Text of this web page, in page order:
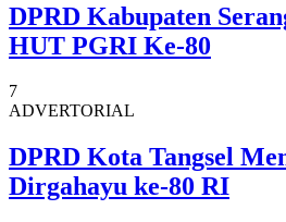
DPRD Kabupaten
HUT PGRI Ke-80
7
ADVERTORIAL
DPRD Kota Tangsel
Dirgahayu ke-80 RI